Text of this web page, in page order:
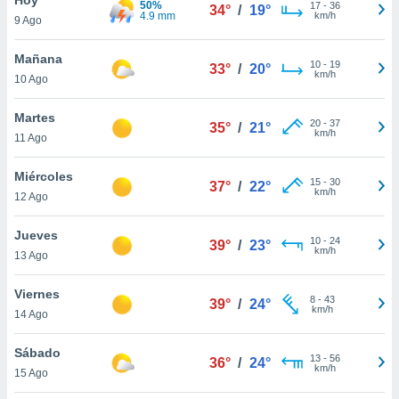
y
en
más
de
9 Ago
50%
4.9 mm
34° / 19° 17- 36
km/h
Mañana
10 Ago
33° / 20° 10- 19
km/h
Martes
11 Ago
35° / 21° 20- 37
km/h
Miércoles
12 Ago
37° / 22° 15- 30
km/h
Jueves
13 Ago
39° / 23° 10- 24
km/h
Viernes
14 Ago
39° / 24° 8- 43
km/h
Sábado
15 Ago
36° / 24° 13- 56
km/h